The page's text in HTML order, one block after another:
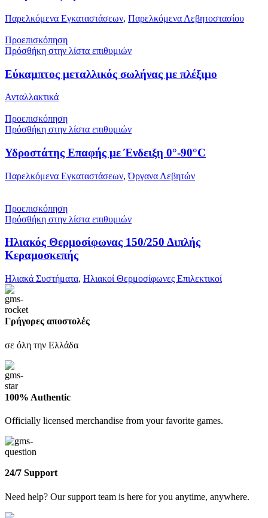
Παρελκόμενα Εγκαταστάσεων, Παρελκόμενα Λεβητοστασίου
Προεπισκόπηση
Πρόσθήκη στην λίστα επιθυμιών
Εύκαμπτος μεταλλικός σωλήνας με πλέξιμο
Ανταλλακτικά
Προεπισκόπηση
Πρόσθήκη στην λίστα επιθυμιών
Υδροστάτης Επαφής με Ένδειξη 0°-90°C
Παρελκόμενα Εγκαταστάσεων, Όργανα Λεβητών
Προεπισκόπηση
Πρόσθήκη στην λίστα επιθυμιών
Ηλιακός Θερμοσίφωνας 150/250 Διπλής
Κεραμοσκεπής
Ηλιακά Συστήματα, Ηλιακοί Θερμοσίφωνες Επιλεκτικοί
Γρήγορες αποστολές
σε όλη την Ελλάδα
100% Authentic
Officially licensed merchandise from your favorite games.
24/7 Support
Need help? Our support team is here for you anytime, anywhere.